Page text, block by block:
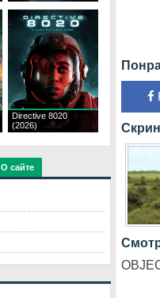
Directive 8020
(2026)
О сайте